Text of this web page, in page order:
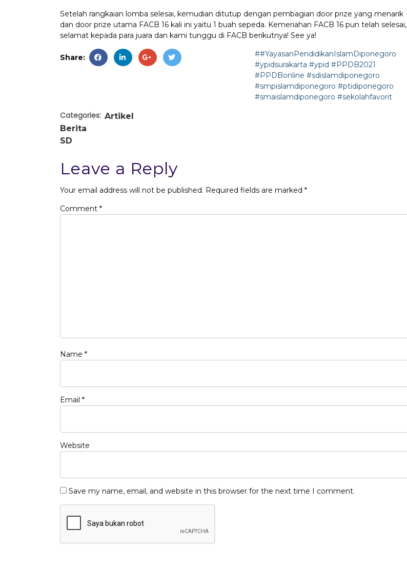
Setelah rangkaian lomba selesai, kemudian ditutup dengan pembagian door prize yang menarik
dan door prize utama FACB 16 kali ini yaitu 1 buah sepeda. Kemeriahan FACB 16 pun telah selesai,
selamat kepada para juara dan kami tunggu di FACB berikutnya! See ya!
Share:
##YayasanPendidikanIslamDiponegoro
#ypidsurakarta #ypid #PPDB2021
#PPDBonline #sdislamdiponegoro
#smpislamdiponegoro #ptidiponegoro
#smaislamdiponegoro #sekolahfavorit
Categories: Artikel
Berita
SD
Leave a Reply
Your email address will not be published. Required fields are marked *
Comment *
Name *
Email *
Website
Save my name, email, and website in this browser for the next time I comment.